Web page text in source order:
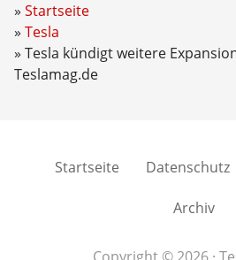
Startseite
Tesla
Tesla kündigt weitere
Teslamag.de
Startseite Datenschutz
Archiv